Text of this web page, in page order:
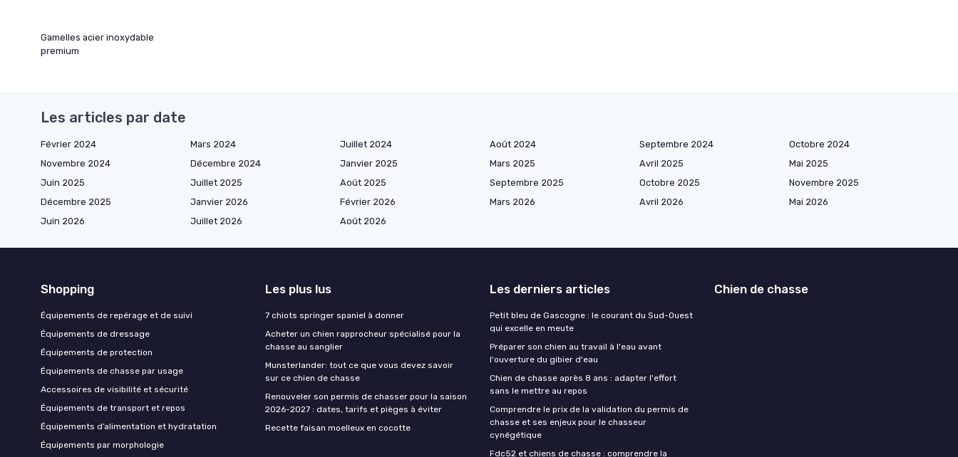
Gamelles acier inoxydable
premium
Les articles par date
Février 2024 Mars 2024 Juillet 2024 Août 2024 Septembre 2024
Octobre 2024
Novembre 2024
Décembre 2024 Janvier 2025 Mars 2025 Avril 2025
Mai 2025
Juin 2025
Juillet 2025 Août 2025 Septembre 2025 Octobre 2025
Novembre 2025
Décembre 2025
Janvier 2026 Février 2026 Mars 2026 Avril 2026
Mai 2026
Juin 2026
Juillet 2026 Août 2026
Shopping
Équipements de repérage et de suivi
Équipements de dressage
Équipements de protection
Équipements de chasse par usage
Accessoires de visibilité et sécurité
Équipements de transport et repos
Équipements d’alimentation et hydratation
Équipements par morphologie
Les plus lus
7 chiots springer spaniel à donner
Acheter un chien rapprocheur spécialisé pour la
chasse au sanglier
Munsterlander: tout ce que vous devez savoir
sur ce chien de chasse
Renouveler son permis de chasser pour la saison
2026-2027 : dates, tarifs et pièges à éviter
Recette faisan moelleux en cocotte
Les derniers articles
Petit bleu de Gascogne : le courant du Sud-Ouest
qui excelle en meute
Préparer son chien au travail à l'eau avant
l'ouverture du gibier d'eau
Chien de chasse après 8 ans : adapter l'effort
sans le mettre au repos
Comprendre le prix de la validation du permis de
chasse et ses enjeux pour le chasseur
cynégétique
Fdc52 et chiens de chasse : comprendre la
Chien de chasse